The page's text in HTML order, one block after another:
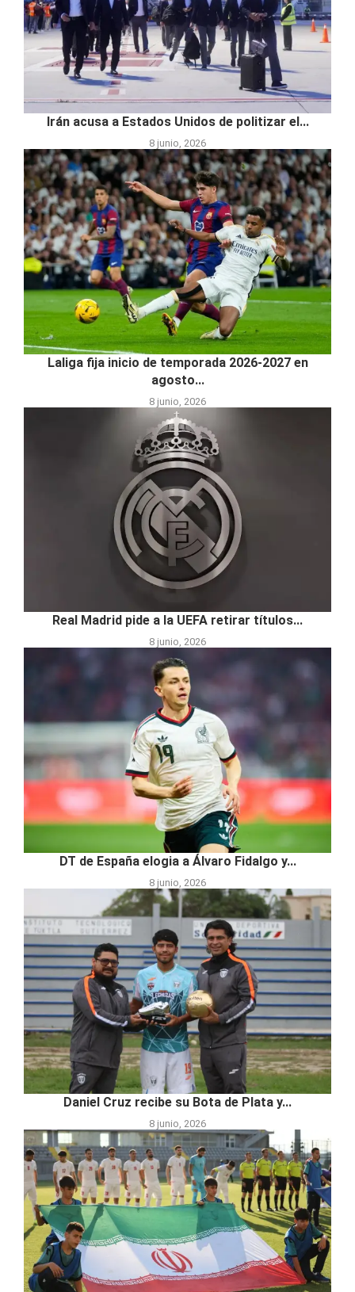
Irán acusa a Estados Unidos de politizar el...
8 junio, 2026
Laliga fija inicio de temporada 2026-2027 en
agosto...
8 junio, 2026
Real Madrid pide a la UEFA retirar títulos...
8 junio, 2026
DT de España elogia a Álvaro Fidalgo y...
8 junio, 2026
Daniel Cruz recibe su Bota de Plata y...
8 junio, 2026